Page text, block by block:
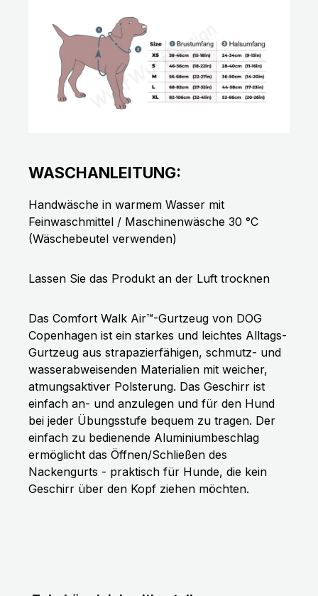
WASCHANLEITUNG:
Handwäsche in warmem Wasser mit
Feinwaschmittel / Maschinenwäsche 30 °C
(Wäschebeutel verwenden)
Lassen Sie das Produkt an der Luft trocknen
Das Comfort Walk Air™-Gurtzeug von DOG
Copenhagen ist ein starkes und leichtes Alltags-
Gurtzeug aus strapazierfähigen, schmutz- und
wasserabweisenden Materialien mit weicher,
atmungsaktiver Polsterung. Das Geschirr ist
einfach an- und anzulegen und für den Hund
bei jeder Übungsstufe bequem zu tragen. Der
einfach zu bedienende Aluminiumbeschlag
ermöglicht das Öffnen/Schließen des
Nackengurts - praktisch für Hunde, die kein
Geschirr über den Kopf ziehen möchten.